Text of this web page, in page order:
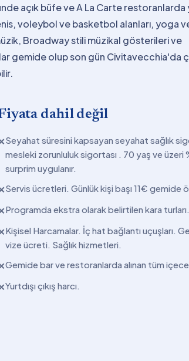
açık büfe ve A La Carte restoranlarda
voleybol ve basketbol alanları, yoga
Broadway stili müzikal gösterileri ve
gemide olup son gün Civitavecchia'da
dahil değil
Seyahat süresini kapsayan seyahat sağlık
mesleki zorunluluk sigortası . 70 yaş ve üzeri
surprim uygulanır.
Servis ücretleri. Günlük kişi başı 11€ gemide
Programda ekstra olarak belirtilen kara turları.
Kişisel Harcamalar. İç hat bağlantı uçuşları.
vize ücreti. Sağlık hizmetleri.
Gemide bar ve restoranlarda alınan tüm
Yurtdışı çıkış harcı.